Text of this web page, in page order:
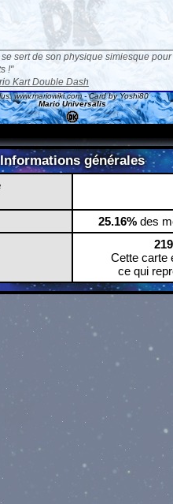
sert de son physique simiesque pour
!
Kart Double Dash
www.mariowiki.com- Card by Yoshi80
Mario Universalis
Informations générales
25.16%des
219
Cette carte
ce qui